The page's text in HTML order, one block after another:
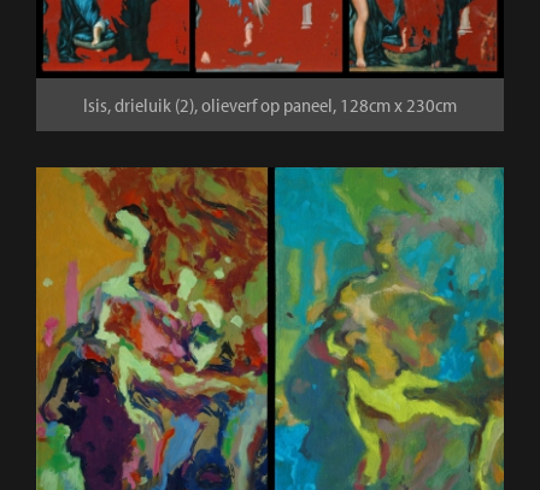
Isis, drieluik (2), olieverf op paneel, 128cm x 230cm